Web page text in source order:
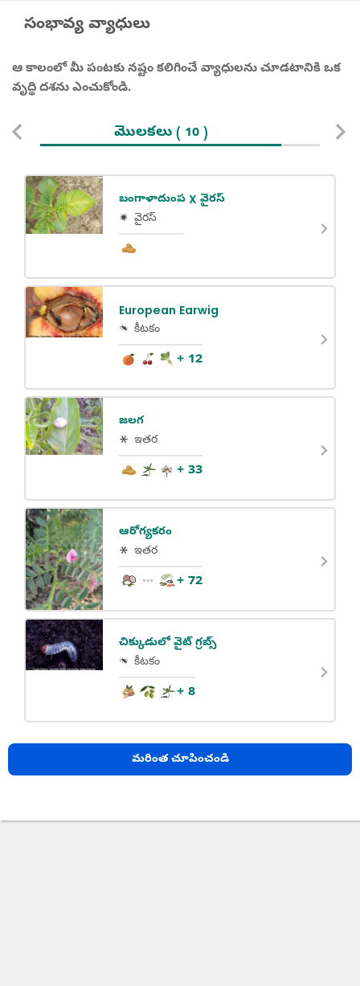
సంభావ్య వ్యాధులు
ఆ కాలంలో మీ పంటకు నష్టం కలిగించే వ్యాధులను చూడటానికి ఒక
వృద్ధి దశను ఎంచుకోండి.
మొలకలు( 10 )
బంగాళాదుంప X వైరస్
వైరస్
European Earwig
కీటకం
+ 12
జలగ
ఇతర
+ 33
ఆరోగ్యకరం
ఇతర
+ 72
చిక్కుడులో వైట్ గ్రబ్స్
కీటకం
+ 8
మరింత చూపించండి